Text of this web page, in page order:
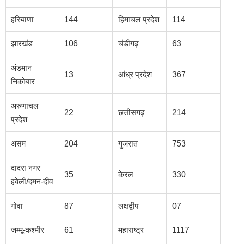
हरियाणा 144 हिमाचल प्रदेश 114
झारखंड 106 चंडीगढ़ 63
अंडमान
निकोबार
13 आंध्र प्रदेश 367
अरुणाचल
प्रदेश
22 छत्तीसगढ़ 214
असम 204 गुजरात 753
दादरा नगर
हवेली/दमन-दीव
35 केरल 330
गोवा 87 लक्षद्वीप 07
जम्मू-कश्मीर 61 महाराष्ट्र 1117